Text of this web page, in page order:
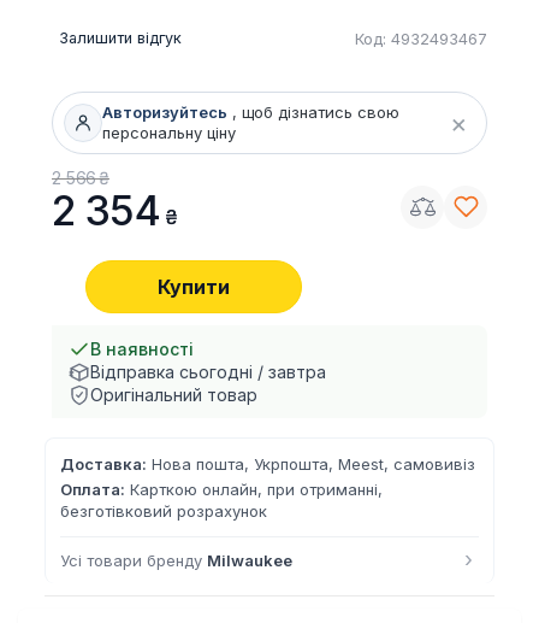
Залишити відгук Код: 4932493467
Авторизуйтесь , щоб дізнатись свою
персональну ціну
×
2 566
2 354
Купити
В наявності
Відправка сьогодні / завтра
Оригінальний товар
Доставка: Нова пошта, Укрпошта, Meest, самовивіз
Оплата: Карткою онлайн, при отриманні,
безготівковий розрахунок
Усі товари бренду Milwaukee ›